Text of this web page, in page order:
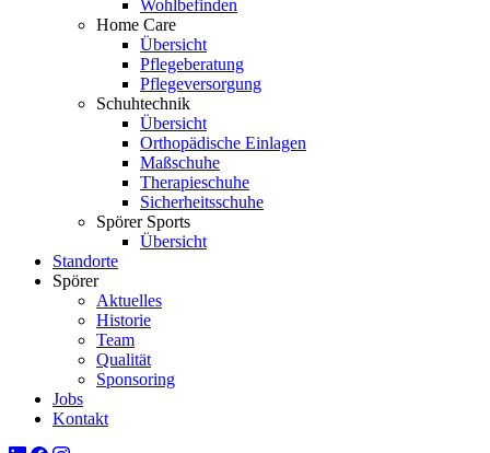
Wohlbefinden
Home Care
Übersicht
Pflegeberatung
Pflegeversorgung
Schuhtechnik
Übersicht
Orthopädische Einlagen
Maßschuhe
Therapieschuhe
Sicherheitsschuhe
Spörer Sports
Übersicht
Standorte
Spörer
Aktuelles
Historie
Team
Qualität
Sponsoring
Jobs
Kontakt